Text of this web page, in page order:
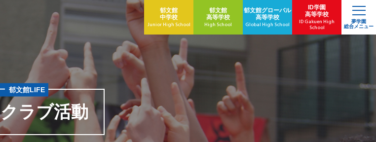
郁文館
中学校
Junior High School
郁文館
高等学校
High School
郁文館グローバル
高等学校
Global High School
ID学園
高等学校
ID Gakuen High
School
夢学園
総合メニュー
クラブ活動
郁文館LIFE